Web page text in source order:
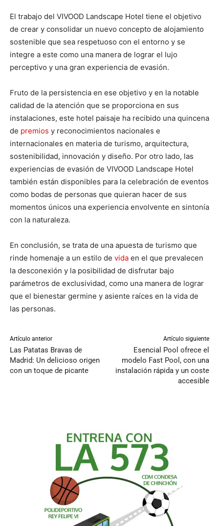
El trabajo del VIVOOD Landscape Hotel tiene el objetivo
de crear y consolidar un nuevo concepto de alojamiento
sostenible que sea respetuoso con el entorno y se
integre a este como una manera de lograr el lujo
perceptivo y una gran experiencia de evasión.
Fruto de la persistencia en ese objetivo y en la notable
calidad de la atención que se proporciona en sus
instalaciones, este hotel paisaje ha recibido una quincena
de premios y reconocimientos nacionales e
internacionales en materia de turismo, arquitectura,
sostenibilidad, innovación y diseño. Por otro lado, las
experiencias de evasión de VIVOOD Landscape Hotel
también están disponibles para la celebración de eventos
como bodas de personas que quieran hacer de sus
momentos únicos una experiencia envolvente en sintonía
con la naturaleza.
En conclusión, se trata de una apuesta de turismo que
rinde homenaje a un estilo de vida en el que prevalecen
la desconexión y la posibilidad de disfrutar bajo
parámetros de exclusividad, como una manera de lograr
que el bienestar germine y asiente raíces en la vida de
las personas.
Artículo anterior
Las Patatas Bravas de
Madrid: Un delicioso origen
con un toque de picante
Artículo siguiente
Esencial Pool ofrece el
modelo Fast Pool, con una
instalación rápida y un coste
accesible